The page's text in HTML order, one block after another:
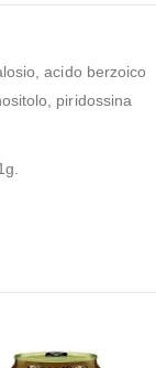
acido berzoico
piridossina